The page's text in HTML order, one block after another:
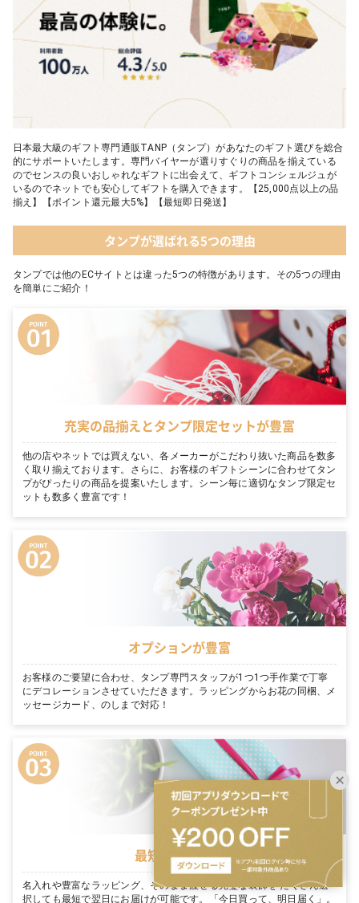
日本最大級のギフト専門通販TANP（タンプ）があなたのギフト選びを総合
的にサポートいたします。専門バイヤーが選りすぐりの商品を揃えている
のでセンスの良いおしゃれなギフトに出会えて、ギフトコンシェルジュが
いるのでネットでも安心してギフトを購入できます。【25,000点以上の品
揃え】【ポイント還元最大5%】【最短即日発送】
タンプが選ばれる5つの理由
タンプでは他のECサイトとは違った5つの特徴があります。その5つの理由
を簡単にご紹介！
充実の品揃えとタンプ限定セットが豊富
他の店やネットでは買えない、各メーカーがこだわり抜いた商品を数多
く取り揃えております。さらに、お客様のギフトシーンに合わせてタン
プがぴったりの商品を提案いたします。シーン毎に適切なタンプ限定セ
ットも数多く豊富です！
オプションが豊富
お客様のご要望に合わせ、タンプ専門スタッフが1つ1つ手作業で丁寧
にデコレーションさせていただきます。ラッピングからお花の同梱、メ
ッセージカード、のしまで対応！
最短翌日お届け
名入れや豊富なラッピング、そのまま渡せる完璧な装飾を たくさん選
択しても最短で翌日にお届けが可能です。「今日買って、明日届く」。